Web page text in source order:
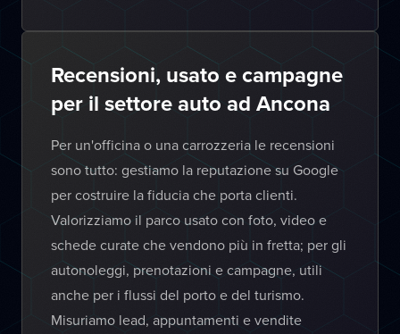
Recensioni, usato e campagne
per il settore auto ad Ancona
Per un'officina o una carrozzeria le recensioni
sono tutto: gestiamo la reputazione su Google
per costruire la fiducia che porta clienti.
Valorizziamo il parco usato con foto, video e
schede curate che vendono più in fretta; per gli
autonoleggi, prenotazioni e campagne, utili
anche per i flussi del porto e del turismo.
Misuriamo lead, appuntamenti e vendite